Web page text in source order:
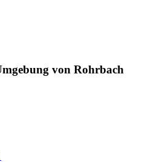
von Rohrbach